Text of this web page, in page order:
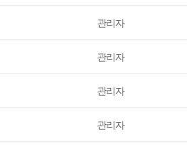
관리자
관리자
관리자
관리자